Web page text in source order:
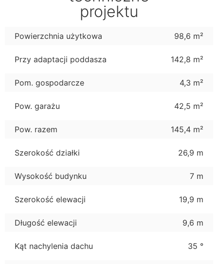
projektu
Powierzchnia użytkowa 98,6 m²
Przy adaptacji poddasza 142,8 m²
Pom. gospodarcze 4,3 m²
Pow. garażu 42,5 m²
Pow. razem 145,4 m²
Szerokość działki 26,9 m
Wysokość budynku 7 m
Szerokość elewacji 19,9 m
Długość elewacji 9,6 m
Kąt nachylenia dachu 35 °